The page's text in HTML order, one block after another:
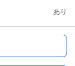
あり